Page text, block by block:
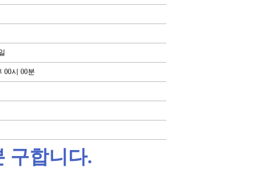
00시 00분
구합니다.